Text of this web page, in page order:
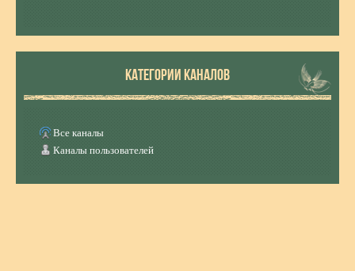
КАТЕГОРИИ КАНАЛОВ
Все каналы
Каналы пользователей